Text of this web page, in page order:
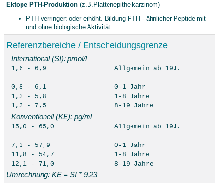
Ektope PTH-Produktion (z.B.Plattenepithelkarzinom)
PTH verringert oder erhöht, Bildung PTH - ähnlicher Peptide mit
und ohne biologische Aktivität.
Referenzbereiche / Entscheidungsgrenze
International (SI): pmol/l
1,6 - 6,9
0,8 - 6,1
1,3 - 5,8
1,3 - 7,5
Allgemein ab 19J.
0-1 Jahr
1-8 Jahre
8-19 Jahre
Konventionell (KE): pg/ml
15,0 - 65,0
7,3 - 57,9
11,8 - 54,7
12,1 - 71,0
Allgemein ab 19J.
0-1 Jahr
1-8 Jahre
8-19 Jahre
Umrechnung: KE = SI * 9,23